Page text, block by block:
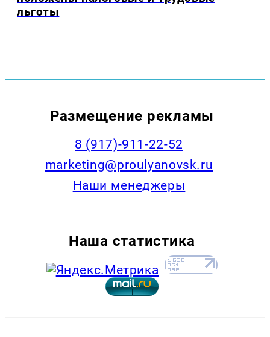
льготы
Размещение рекламы
8 (917)-911-22-52
marketing@proulyanovsk.ru
Наши менеджеры
Наша статистика